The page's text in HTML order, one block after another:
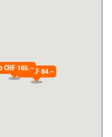
ab CHF 84.–
CHF 165.–